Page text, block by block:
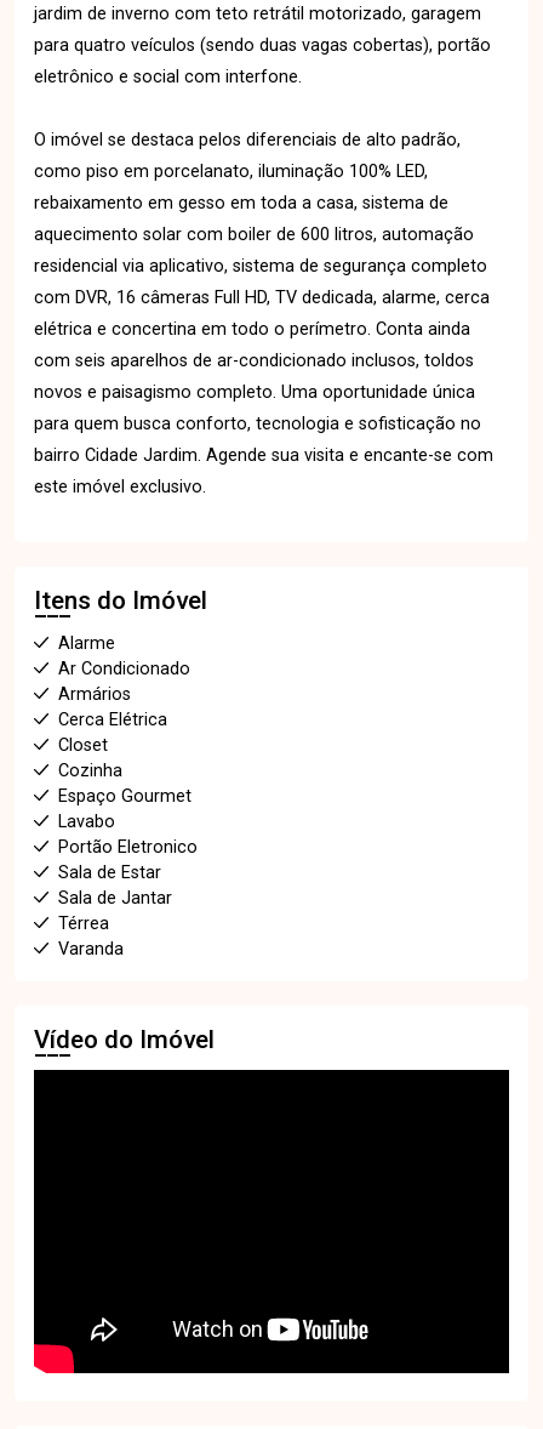
jardim de inverno com teto retrátil motorizado, garagem
para quatro veículos (sendo duas vagas cobertas), portão
eletrônico e social com interfone.
O imóvel se destaca pelos diferenciais de alto padrão,
como piso em porcelanato, iluminação 100% LED,
rebaixamento em gesso em toda a casa, sistema de
aquecimento solar com boiler de 600 litros, automação
residencial via aplicativo, sistema de segurança completo
com DVR, 16 câmeras Full HD, TV dedicada, alarme, cerca
elétrica e concertina em todo o perímetro. Conta ainda
com seis aparelhos de ar-condicionado inclusos, toldos
novos e paisagismo completo. Uma oportunidade única
para quem busca conforto, tecnologia e sofisticação no
bairro Cidade Jardim. Agende sua visita e encante-se com
este imóvel exclusivo.
Itens do Imóvel
Alarme
Ar Condicionado
Armários
Cerca Elétrica
Closet
Cozinha
Espaço Gourmet
Lavabo
Portão Eletronico
Sala de Estar
Sala de Jantar
Térrea
Varanda
Vídeo do Imóvel